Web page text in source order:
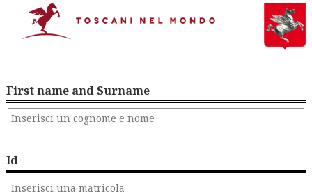
First name and Surname
Id